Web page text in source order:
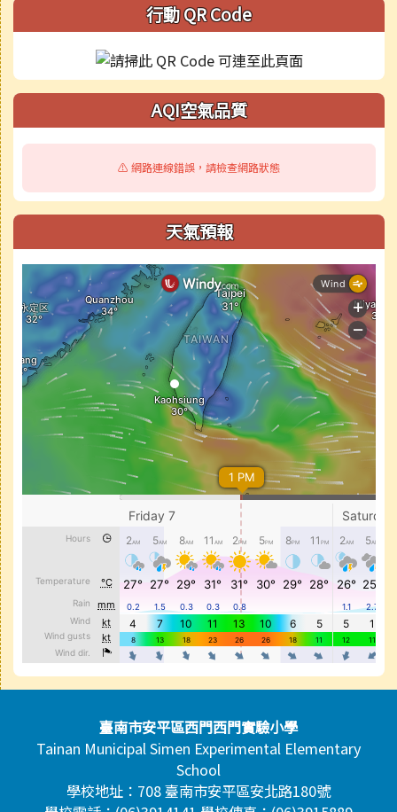
行動 QR Code
AQI空氣品質
⚠️ 網路連線錯誤，請檢查網路狀態
天氣預報
頁尾區域內容臺南市安平區西門西門實驗小學
Tainan Municipal Simen Experimental Elementary
School
學校地址：708 臺南市安平區安北路180號